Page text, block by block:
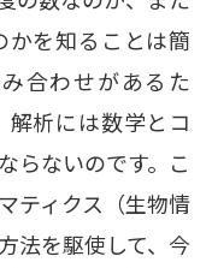
を知ることは簡
合わせがあるた
析には数学とコ
らないのです。こ
ティクス（生物情
法を駆使して、今